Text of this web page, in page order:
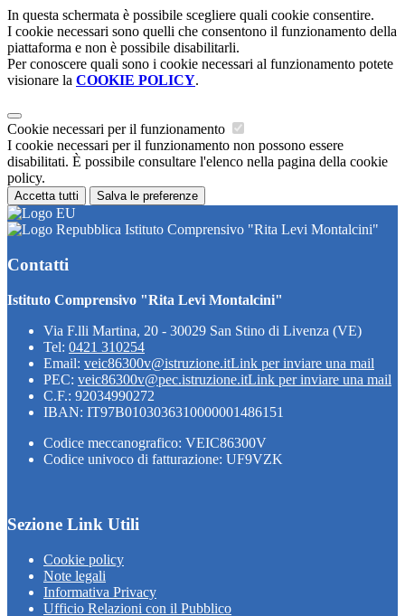
In questa schermata è possibile scegliere quali cookie consentire.
I cookie necessari sono quelli che consentono il funzionamento della
piattaforma e non è possibile disabilitarli.
Per conoscere quali sono i cookie necessari al funzionamento potete
visionare la COOKIE POLICY.
Cookie necessari per il funzionamento
I cookie necessari per il funzionamento non possono essere
disabilitati. È possibile consultare l'elenco nella pagina della cookie
policy.
Accetta tutti Salva le preferenze
Istituto Comprensivo "Rita Levi Montalcini"
Contatti
Istituto Comprensivo "Rita Levi Montalcini"
Via F.lli Martina, 20 - 30029 San Stino di Livenza (VE)
Tel: 0421 310254
Email: veic86300v@istruzione.itLink per inviare una mail
PEC: veic86300v@pec.istruzione.itLink per inviare una mail
C.F.: 92034990272
IBAN: IT97B0103036310000001486151
Codice meccanografico: VEIC86300V
Codice univoco di fatturazione: UF9VZK
Sezione Link Utili
Cookie policy
Note legali
Informativa Privacy
Ufficio Relazioni con il Pubblico